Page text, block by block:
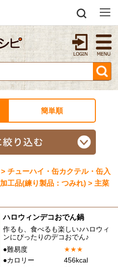
簡単順
チューハイ・缶カクテル・缶入
工品(練り製品：つみれ) > 主菜
ハロウィンデコおでん鍋
作るも、食べるも楽しい♪ハロウィ
ンにぴったりのデコおでん♪
●難易度
★★★
●カロリー
456kcal